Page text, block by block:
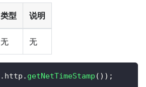
类型 说明
无 无
. http . getNetTimeStamp ( ) ) ;